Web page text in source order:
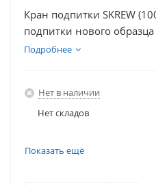
Кран подпитки SKREW
подпитки нового
Подробнее
Нет в наличии
Нет складов
Показать ещё